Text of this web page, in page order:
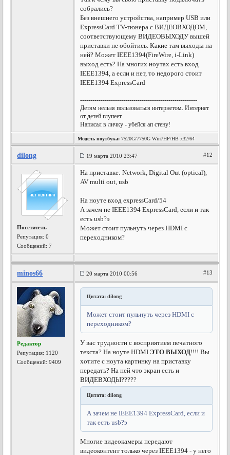
собрались?
Без внешнего устройства, например USB или
ExpressCard TV-тюнера с ВИДЕОВХОДОМ,
соответствующему ВИДЕОВЫХОДУ вышей
приставки не обойтись. Какие там выходы нa
ней? Может IEEE1394(FireWire, i-Link)
выход есть? На многих ноутах есть вход
IEEE1394, а если и нет, то недорого стоит
IEEE1394 ExpressCard
---------------------------------------------------------
Детям нельзя пользоваться интернетом. Интернет
от детей глупеет.
Написал в личку - убейся ап стену!
Модель ноутбука: 7520G/7750G Win7HP/HB x32/64
dilong 19 марта 2010 23:47 #12
Посетитель
Репутация:0
Сообщений: 7
На приставке: Network, Digital Out (optical),
AV multi out, usb
На ноуте вход expressCard/54
А зачем не IEEE1394 ExpressCard, если и так
есть usb?э
Может стоит пульнуть через HDMI с
переходником?
minos66 20 марта 2010 00:56 #13
Редактор
Репутация: 1120
Сообщений: 9409
Цитата: dilong
Может стоит пульнуть через HDMI с
переходником?
У вас трудности с восприятием печатного
текста? На ноуте HDMI ЭТО ВЫХОД!!!! Вы
хотите с ноута картинку на приставку
передать? На ней что экран есть и
ВИДЕВХОДЫ?????
Цитата: dilong
А зачем не IEEE1394 ExpressCard, если и
так есть usb?э
Многие видеокамеры передают
видеоконтент только через IEEE1394 - у него